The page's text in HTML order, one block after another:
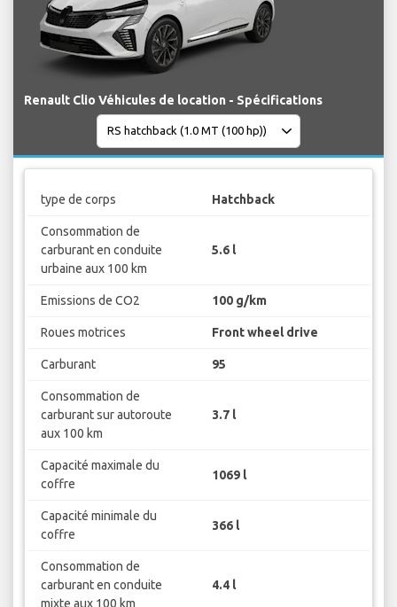
Renault Clio Véhicules de location - Spécifications
type de corps Hatchback
Consommation de
carburant en conduite
urbaine aux 100 km
5.6 l
Emissions de CO2 100 g/km
Roues motrices Front wheel drive
Carburant 95
Consommation de
carburant sur autoroute
aux 100 km
3.7 l
Capacité maximale du
coffre
1069 l
Capacité minimale du
coffre
366 l
Consommation de
carburant en conduite
mixte aux 100 km
4.4 l